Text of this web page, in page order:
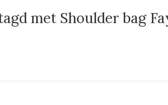
met Shoulder bag